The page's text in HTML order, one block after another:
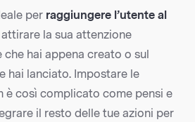
per raggiungere l’utente al
la sua attenzione
che hai appena creato o sul
hai lanciato. Impostare le
è così complicato come pensi e
il resto delle tue azioni per